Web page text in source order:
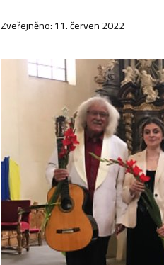
Zveřejněno: 11. červen 2022